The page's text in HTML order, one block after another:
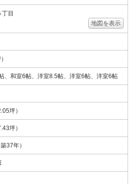
目
地図を表示
、和室6帖、洋室8.5帖、洋室6帖、洋室6帖
坪）
坪）
築37年）